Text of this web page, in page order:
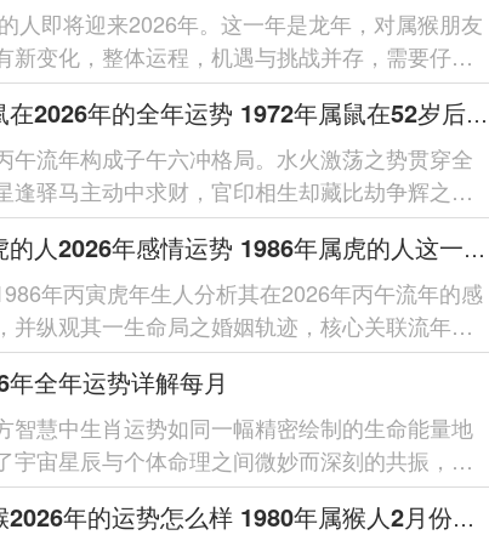
人即将迎来2026年。这一年是龙年，对属猴朋友
新变化，整体运程，机遇与挑战并存，需要仔细
领域的细节。整体运势...
1972年属鼠在2026年的全年运势 1972年属鼠在52岁后的运气
午流年构成子午六冲格局。水火激荡之势贯穿全
逢驿马主动中求财，官印相生却藏比劫争辉之
相合之力可缓冲突，于...
1986年属虎的人2026年感情运势 1986年属虎的人这一生婚姻怎么样
年丙寅虎年生人分析其在2026年丙午流年的感
并纵观其一生命局之婚姻轨迹，核心关联流年干
用、夫妻宫动之...
年全年运势详解每月
智慧中生肖运势如同一幅精密绘制的生命能量地
宇宙星辰与个体命理之间微妙而深刻的共振，对
讲踏入2026丙午...
1980年属猴2026年的运势怎么样 1980年属猴人2月份运程